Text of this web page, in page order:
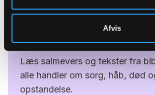
Afvis
Læs salmevers og tekster fra
alle handler om sorg, håb, død
opstandelse.